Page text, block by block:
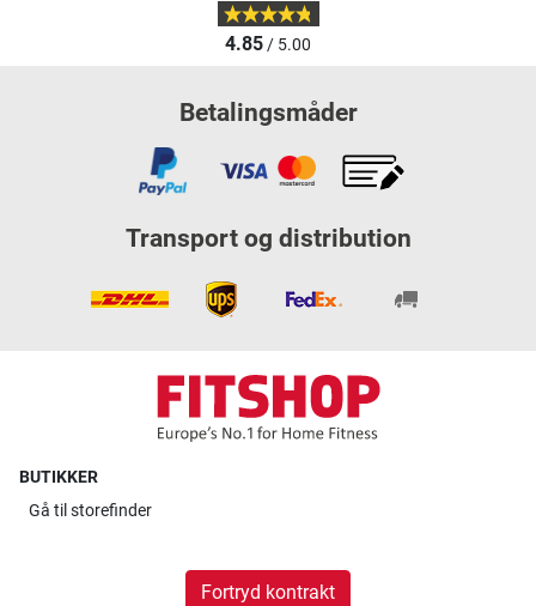
4.85/ 5.00
Betalingsmåder
Transport og distribution
BUTIKKER
Gå til storefinder
Fortryd kontrakt